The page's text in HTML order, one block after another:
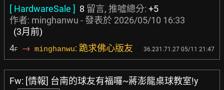
[ HardwareSale ] 8 留言, 推噓總分: +5
作者: minghanwu - 發表於 2026/05/10 16:33
(3月前)
4F → minghanwu: 跪求佛心版友 36.231.71.27 05/11 21:47
Fw: [情報] 台南的球友有福囉~蔣澎龍桌球教室!y